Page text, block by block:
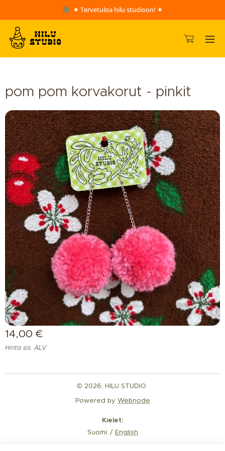
✷ Tervetuloa hilu studioon! ✷
pom pom korvakorut - pinkit
14,00 €
Hinta sis. ALV
© 2026, HILU STUDIO
Powered by Webnode
Kielet
Suomi
English